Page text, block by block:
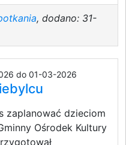
, dodano: 31-
do 01-03-2026
zaplanować dzieciom
Ośrodek Kultury